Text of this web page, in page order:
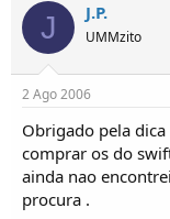
J J.P.
UMMzito
2 Ago 2006
Obrigado pela
comprar os do
ainda nao
procura .